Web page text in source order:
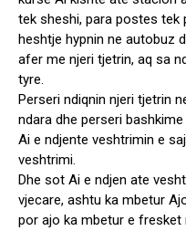
tek sheshi, para postes tek
heshtje hypnin ne autobuz
afer me njeri tjetrin, aq sa
tyre.
Perseri ndiqnin njeri tjetrin
ndara dhe perseri
Ai e ndjente veshtrimin e
veshtrimi.
Dhe sot Ai e ndjen ate
vjecare, ashtu ka mbetur
por ajo ka mbetur e fresket